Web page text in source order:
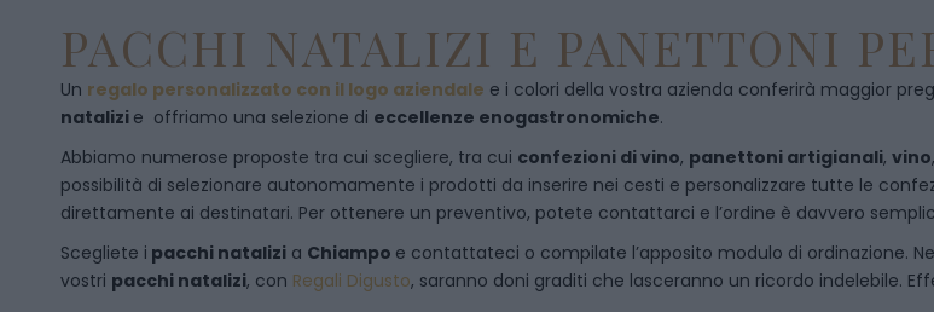
PACCHI NATALIZI E PANETTONI
Un regalo personalizzato con il logo aziendale e i colori della vostra azienda conferirà maggior
natalizi e offriamo una selezione di eccellenze enogastronomiche.
Abbiamo numerose proposte tra cui scegliere, tra cui confezioni di vino, panettoni artigianali, vino,
possibilità di selezionare autonomamente i prodotti da inserire nei cesti e personalizzare tutte le
direttamente ai destinatari. Per ottenere un preventivo, potete contattarci e l’ordine è davvero
Scegliete i pacchi natalizi a Chiampo e contattateci o compilate l’apposito modulo di ordinazione.
vostri pacchi natalizi, con Regali Digusto, saranno doni graditi che lasceranno un ricordo indelebile.